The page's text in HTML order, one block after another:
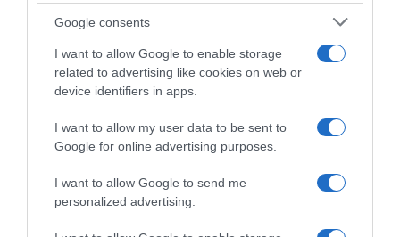
Google consents
I want to allow Google to enable storage
related to advertising like cookies on web or
device identifiers in apps.
I want to allow my user data to be sent to
Google for online advertising purposes.
I want to allow Google to send me
personalized advertising.